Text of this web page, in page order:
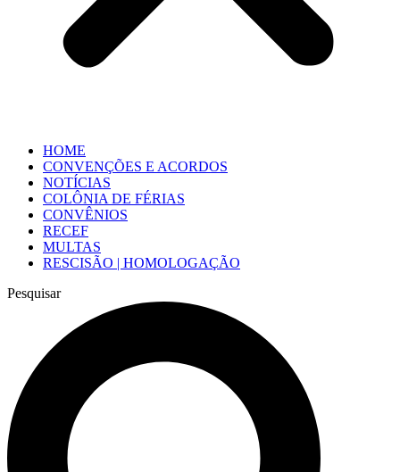
HOME
CONVENÇÕES E ACORDOS
NOTÍCIAS
COLÔNIA DE FÉRIAS
CONVÊNIOS
RECEF
MULTAS
RESCISÃO | HOMOLOGAÇÃO
Pesquisar